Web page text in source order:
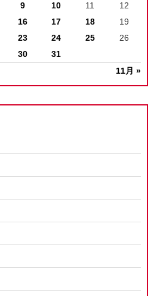
11月 »
9 10 11
12
16 17 18
19
23 24 25
26
30 31